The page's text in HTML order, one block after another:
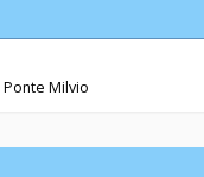
Ponte Milvio